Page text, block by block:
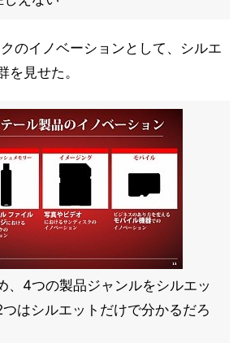
のイノベーションとして、シルエ
を見せた。
、4つの製品ジャンルをシルエッ
つはシルエットだけで分かるだろ